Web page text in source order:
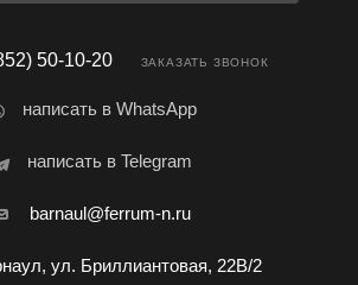
50-10-20 ЗАКАЗАТЬ ЗВОНОК
написать в WhatsApp
написать в Telegram
barnaul@ferrum-n.ru
ул. Бриллиантовая, 22В/2